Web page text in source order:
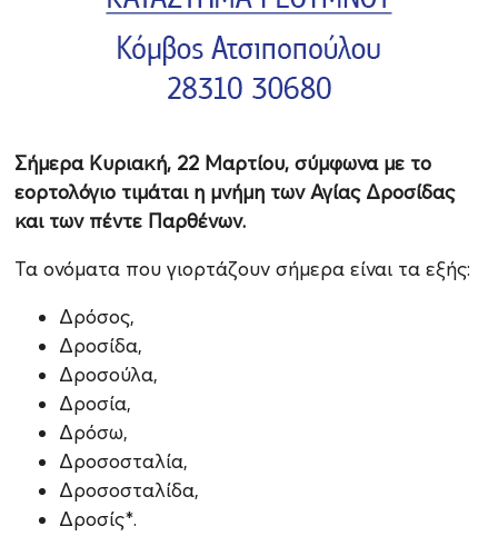
Σήμερα Κυριακή, 22 Μαρτίου, σύμφωνα με το
εορτολόγιο τιμάται η μνήμη των Αγίας Δροσίδας
και των πέντε Παρθένων.
Τα ονόματα που γιορτάζουν σήμερα είναι τα εξής:
Δρόσος,
Δροσίδα,
Δροσούλα,
Δροσία,
Δρόσω,
Δροσοσταλία,
Δροσοσταλίδα,
Δροσίς*.